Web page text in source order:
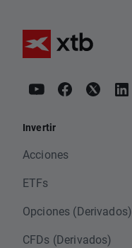
Invertir
Acciones
ETFs
Opciones (Derivados)
CFDs (Derivados)